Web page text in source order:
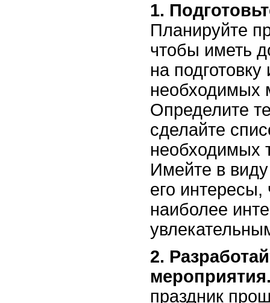
1.
Планируйте
чтобы иметь
на подготовку
необходимых
Определите
сделайте
необходимых
Имейте в
его
наиболее
2.
праздник